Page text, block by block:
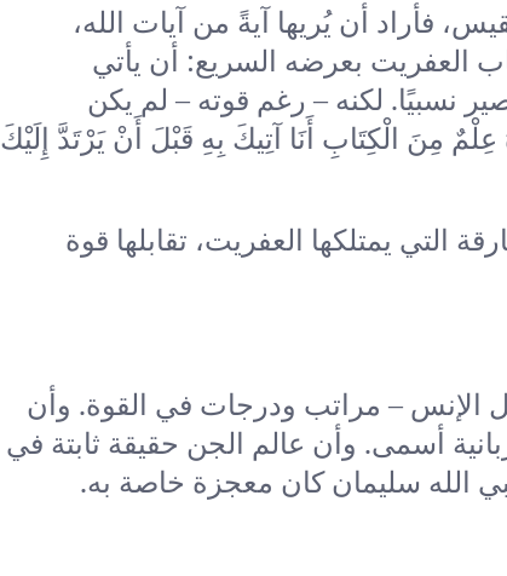
فأراد أن يُريها آيةً من آيات الله،
العفريت بعرضه السريع: أن يأتي
نسبيًا. لكنه – رغم قوته – لم يكن
مِنَ الْكِتَابِ أَنَا آتِيكَ بِهِ قَبْلَ أَنْ يَرْتَدَّ إِلَيْكَ
التي يمتلكها العفريت، تقابلها قوة
الإنس – مراتب ودرجات في القوة. وأن
أسمى. وأن عالم الجن حقيقة ثابتة في
الله سليمان كان معجزة خاصة به.